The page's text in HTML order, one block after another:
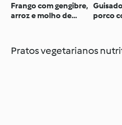
Frango com gengibre,
arroz e molho de
porco
Pratos vegetarianos